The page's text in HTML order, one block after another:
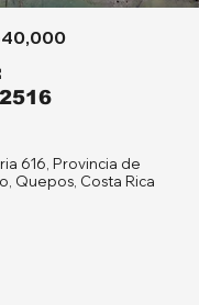
616, Provincia de
Quepos, Costa Rica